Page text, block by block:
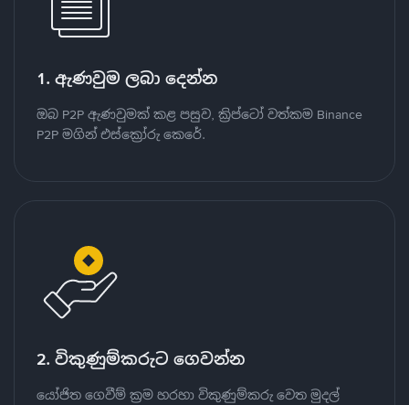
1. ඇණවුම ලබා දෙන්න
ඔබ P2P ඇණවුමක් කළ පසුව, ක්‍රිප්ටෝ වත්කම Binance
P2P මගින් එස්ක්‍රෝරු කෙරේ.
2. විකුණුම්කරුට ගෙවන්න
යෝජිත ගෙවීම් ක්‍රම හරහා විකුණුම්කරු වෙත මුදල්